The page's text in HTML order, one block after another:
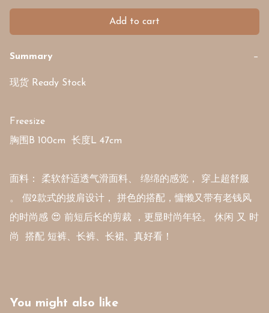
Add to cart
Summary −
现货 Ready Stock
Freesize
胸围B 100cm  长度L 47cm
面料： 柔软舒适透气滑面料、 绵绵的感觉， 穿上超舒服
。 假2款式的披肩设计， 拼色的搭配，慵懒又带有老钱风
的时尚感 😍 前短后长的剪裁 ，更显时尚年轻。 休闲 又 时
尚  搭配 短裤、长裤、长裙、真好看！
You might also like